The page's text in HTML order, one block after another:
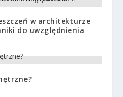
w architekturze
do uwzględnienia